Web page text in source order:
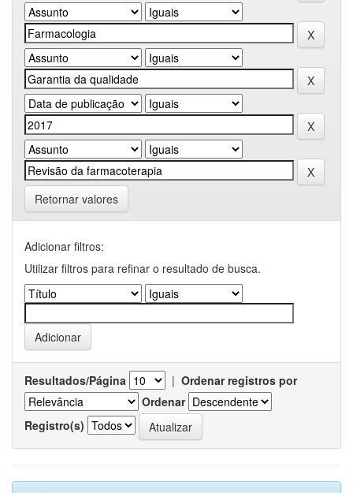
Retornar valores
Adicionar filtros:
Utilizar filtros para refinar o resultado de busca.
Resultados/Página | Ordenar registros por
Ordenar
Registro(s)